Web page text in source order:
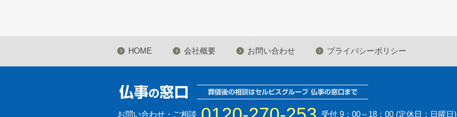
HOME 会社概要 お問い合わせ プライバシーポリシー
お問い合わせ・ご相談 受付 9：00～18：00 (定休日：日曜日)